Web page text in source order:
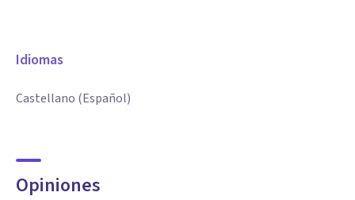
Idiomas
Castellano (Español)
Opiniones